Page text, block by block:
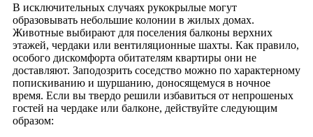
В исключительных случаях рукокрылые могут
образовывать небольшие колонии в жилых домах.
Животные выбирают для поселения балконы верхних
этажей, чердаки или вентиляционные шахты. Как правило,
особого дискомфорта обитателям квартиры они не
доставляют. Заподозрить соседство можно по характерному
попискиванию и шуршанию, доносящемуся в ночное
время. Если вы твердо решили избавиться от непрошеных
гостей на чердаке или балконе, действуйте следующим
образом: